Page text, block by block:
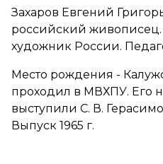
Захаров Евгений
российский
художник России.
Место рождения -
проходил в МВХПУ. Его
выступили С. В.
Выпуск 1965 г.